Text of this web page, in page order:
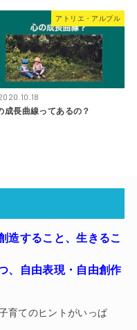
アトリエ・アルブル
成長曲線ってあるの？
造すること、生きるこ
、
自由表現・自由創作
育てのヒントがいっぱ